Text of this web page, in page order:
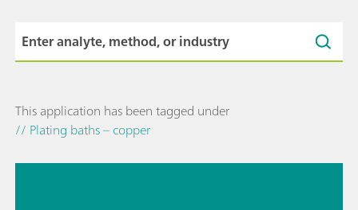
This application has been tagged under
// Plating baths – copper